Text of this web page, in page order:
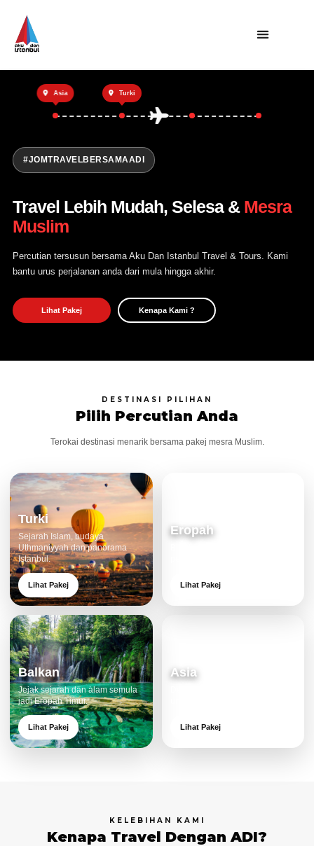
Utama
Private Trip
Open Trip
Tentang Kami
Hubungi Kami
Asia Turki
#JOMTRAVELBERSAMAADI
Travel Lebih Mudah, Selesa & Mesra
Muslim
Percutian tersusun bersama Aku Dan Istanbul Travel & Tours. Kami
bantu urus perjalanan anda dari mula hingga akhir.
Lihat Pakej Kenapa Kami ?
DESTINASI PILIHAN
Pilih Percutian Anda
Terokai destinasi menarik bersama pakej mesra Muslim.
Turki
Sejarah Islam, budaya
Uthmaniyyah dan panorama
Istanbul.
Lihat Pakej
Eropah
Lihat Pakej
Balkan
Jejak sejarah dan alam semula
jadi Eropah Timur.
Lihat Pakej
Asia
Lihat Pakej
KELEBIHAN KAMI
Kenapa Travel Dengan ADI?